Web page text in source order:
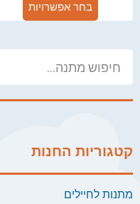
קטגוריות החנות
מתנות לחיילים
בחר אפשרויות